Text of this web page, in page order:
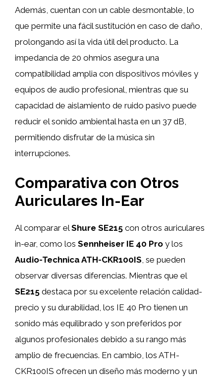
Además, cuentan con un cable desmontable, lo
que permite una fácil sustitución en caso de daño,
prolongando así la vida útil del producto. La
impedancia de 20 ohmios asegura una
compatibilidad amplia con dispositivos móviles y
equipos de audio profesional, mientras que su
capacidad de aislamiento de ruido pasivo puede
reducir el sonido ambiental hasta en un 37 dB,
permitiendo disfrutar de la música sin
interrupciones.
Comparativa con Otros
Auriculares In-Ear
Al comparar elShure SE215 con otros auriculares
in-ear, como los Sennheiser IE 40 Pro y los
Audio-Technica ATH-CKR100IS , se pueden
observar diversas diferencias. Mientras que el
SE215 destaca por su excelente relación calidad-
precio y su durabilidad, los IE 40 Pro tienen un
sonido más equilibrado y son preferidos por
algunos profesionales debido a su rango más
amplio de frecuencias. En cambio, los ATH-
CKR100IS ofrecen un diseño más moderno y un